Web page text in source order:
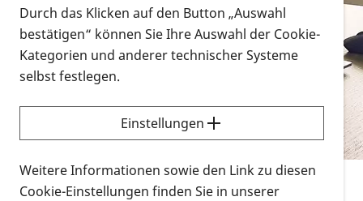
Vorlesen
Alle Infomaterialien in verschiedenen
Formaten an einem Ort
Sie möchten wissen, wie Sie nach Infonmaterial
suchen und dieses bestellen bzw. herunterladen
können? Schauen Sie sich dieErklärvideos zum
Thema Infomaterial auf der PRO RETINA-Website
für blinde und sehbehinderte Menschen an.
Durch das Klicken auf den Button „Auswahl
bestätigen“ können Sie Ihre Auswahl der Cookie-
Kategorien und anderer technischer Systeme
selbst festlegen.
Einstellungen
Weitere Informationen sowie den Link zu diesen
Cookie-Einstellungen finden Sie in unserer